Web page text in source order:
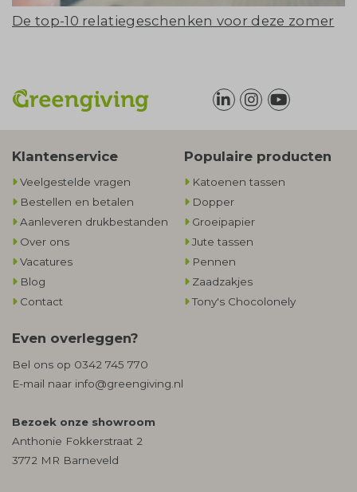
De top-10 relatiegeschenken voor deze zomer
Klantenservice
Veelgestelde vragen
Bestellen en betalen
Aanleveren drukbestanden
Over ons
Vacatures
Blog
Contact
Populaire producten
Katoenen tassen
Dopper
Groeipapier
Jute tassen
Pennen
Zaadzakjes
Tony's Chocolonely
Even overleggen?
Bel ons op 0342 745 770
E-mail naar info@greengiving.nl
Bezoek onze showroom
Anthonie Fokkerstraat 2
3772 MR Barneveld